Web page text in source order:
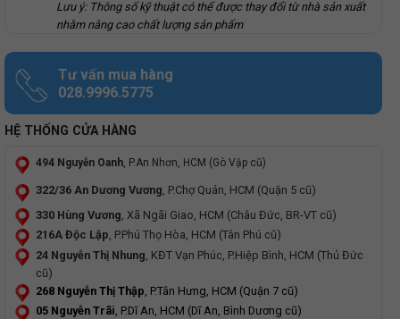
Lưu ý: Thông số kỹ thuật có thể được thay đổi từ nhà sản xuất
nhằm nâng cao chất lượng sản phẩm
Tư vấn mua hàng
028.9996.5775
HỆ THỐNG CỬA HÀNG
494 Nguyễn Oanh, P.An Nhơn, HCM (Gò Vập cũ)
322/36 An Dương Vương, P.Chợ Quán, HCM (Quận 5 cũ)
330 Hùng Vương , Xã Ngãi Giao, HCM (Châu Đức, BR-VT cũ)
216A Độc Lập, P.Phú Thọ Hòa, HCM (Tân Phú cũ)
24 Nguyễn Thị Nhung , KĐT Vạn Phúc, P.Hiệp Bình, HCM (Thủ Đức
cũ)
268 Nguyễn Thị Thập , P.Tân Hưng, HCM (Quận 7 cũ)
05 Nguyễn Trãi, P.Dĩ An, HCM (Dĩ An, Bình Dương cũ)